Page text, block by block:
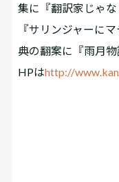
集に『翻訳家じゃな
『サリンジャーに
典の翻案に『雨月物
HPはhttp://